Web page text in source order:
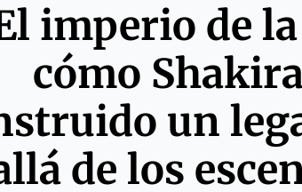
imperio de
cómo
un
de los